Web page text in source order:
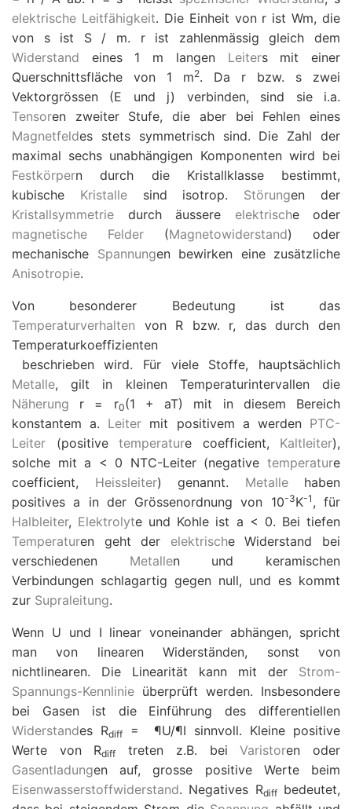
elektrische Leitfähigkeit. Die Einheit von r istWm, die
von sist S / m. rist zahlenmässig gleich dem
Widerstand eines 1 m langen Leiters mit einer
Querschnittsfläche von 1 m2. Da r bzw. s zwei
Vektorgrössen (E und j) verbinden, sind sie i.a.
Tensoren zweiter Stufe, die aber bei Fehlen eines
Magnetfeldes stets symmetrisch sind. Die Zahl der
maximal sechs unabhängigen Komponenten wird bei
Festkörpern durch die Kristallklasse bestimmt,
kubische Kristallesind isotrop. Störungen der
Kristallsymmetrie durch äussere elektrische oder
magnetische Felder (Magnetowiderstand) oder
mechanische Spannungen bewirken eine zusätzliche
Anisotropie.
Von besonderer Bedeutung ist das
Temperaturverhalten von R bzw. r, das durch den
Temperaturkoeffizienten
beschrieben wird. Für viele Stoffe, hauptsächlich
Metalle, gilt in kleinen Temperaturintervallen die
Näherung
r = r0(1 + aT) mit in diesem Bereich
konstantema. Leiter mit positivem a werden PTC-
Leiter (positive temperature coefficient, Kaltleiter),
solche mita < 0 NTC-Leiter (negativetemperature
coefficient, Heissleiter) genannt. Metallehaben
positivesa in der Grössenordnung von 10-3K-1 , für
Halbleiter, Elektrolyte und Kohle ist a < 0. Bei tiefen
Temperaturen geht der elektrische Widerstand bei
verschiedenen Metallen und keramischen
Verbindungen schlagartig gegen null, und es kommt
zur Supraleitung.
Wenn U und I linear voneinander abhängen, spricht
man von linearen Widerständen, sonst von
nichtlinearen. Die Linearität kann mit der Strom-
Spannungs-Kennlinie überprüft werden. Insbesondere
bei Gasen ist die Einführung des differentiellen
Widerstandes Rdiff= ¶U/¶I sinnvoll. Kleine positive
Werte von Rdiff treten z.B. beiVaristoren oder
Gasentladungen auf, grosse positive Werte beim
Eisenwasserstoffwiderstand. Negatives Rdiffbedeutet,